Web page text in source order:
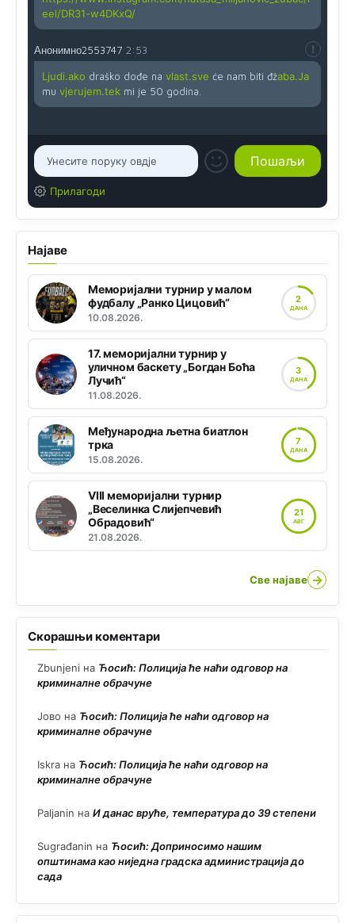
eel/DR31-w4DKxQ/
Анонимно2553747 2:53
Ljudi.ako draško dođe na vlast.sve će nam biti đžaba.Ja
mu vjerujem.tek mi je 50 godina.
Прилагоди
Најаве
Меморијални турнир у малом
фудбалу „Ранко Цицовић“
10.08.2026.
2
ДАНА
17. меморијални турнир у
уличном баскету „Богдан Боћа
Лучић“
11.08.2026.
3
ДАНА
Међународна љетна биатлон
трка
15.08.2026.
7
ДАНА
VIII меморијални турнир
„Веселинка Слијепчевић
Обрадовић“
21.08.2026.
21
АВГ
Све најаве →
Скорашњи коментари
Zbunjeni на Ћосић: Полиција ће наћи одговор на
криминалне обрачуне
Јово на Ћосић: Полиција ће наћи одговор на
криминалне обрачуне
Iskra на Ћосић: Полиција ће наћи одговор на
криминалне обрачуне
Paljanin на И данас вруће, температура до 39 степени
Sugrađanin на Ћосић: Доприносимо нашим
општинама као ниједна градска администрација до
сада